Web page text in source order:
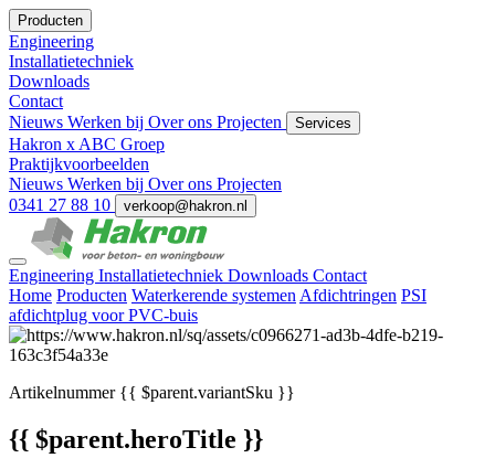
Producten
Engineering
Installatietechniek
Downloads
Contact
Nieuws Werken bij Over ons Projecten Services
Hakron x ABC Groep
Praktijkvoorbeelden
Nieuws Werken bij Over ons Projecten
0341 27 88 10
verkoop@hakron.nl
Engineering Installatietechniek Downloads Contact
Home Producten Waterkerende systemen Afdichtringen PSI
afdichtplug voor PVC-buis
Artikelnummer{{ $parent.variantSku }}
{{ $parent.heroTitle }}